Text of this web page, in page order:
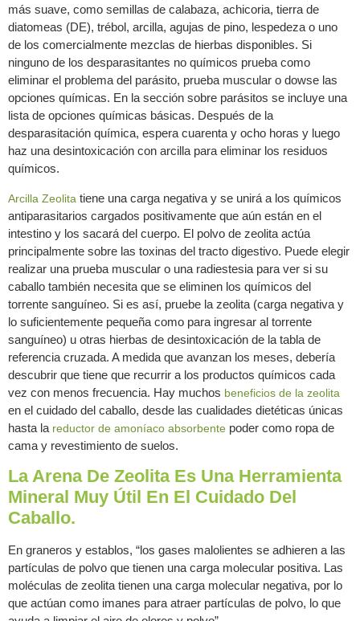
más suave, como semillas de calabaza, achicoria, tierra de
diatomeas (DE), trébol, arcilla, agujas de pino, lespedeza o uno
de los comercialmente mezclas de hierbas disponibles. Si
ninguno de los desparasitantes no químicos prueba como
eliminar el problema del parásito, prueba muscular o dowse las
opciones químicas. En la sección sobre parásitos se incluye una
lista de opciones químicas básicas. Después de la
desparasitación química, espera cuarenta y ocho horas y luego
haz una desintoxicación con arcilla para eliminar los residuos
químicos.
Arcilla Zeolita tiene una carga negativa y se unirá a los químicos
antiparasitarios cargados positivamente que aún están en el
intestino y los sacará del cuerpo. El polvo de zeolita actúa
principalmente sobre las toxinas del tracto digestivo. Puede elegir
realizar una prueba muscular o una radiestesia para ver si su
caballo también necesita que se eliminen los químicos del
torrente sanguíneo. Si es así, pruebe la zeolita (carga negativa y
lo suficientemente pequeña como para ingresar al torrente
sanguíneo) u otras hierbas de desintoxicación de la tabla de
referencia cruzada. A medida que avanzan los meses, debería
descubrir que tiene que recurrir a los productos químicos cada
vez con menos frecuencia. Hay muchos beneficios de la zeolita
en el cuidado del caballo, desde las cualidades dietéticas únicas
hasta la reductor de amoníaco absorbente poder como ropa de
cama y revestimiento de suelos.
La Arena De Zeolita Es Una Herramienta
Mineral Muy Útil En El Cuidado Del
Caballo.
En graneros y establos, “los gases malolientes se adhieren a las
partículas de polvo que tienen una carga molecular positiva. Las
moléculas de zeolita tienen una carga molecular negativa, por lo
que actúan como imanes para atraer partículas de polvo, lo que